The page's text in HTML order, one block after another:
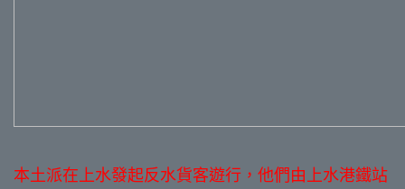
本土派在上水發起反水貨客遊行，他們由上水港鐵站